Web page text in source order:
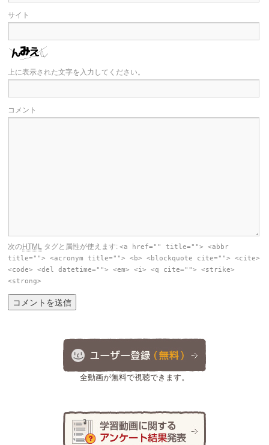
サイト
上に表示された文字を入力してください。
コメント
次のHTML タグと属性が使えます:<a href="" title=""> <abbr
title=""> <acronym title=""> <b> <blockquote cite=""> <cite>
<code> <del datetime=""> <em> <i> <q cite=""> <strike>
<strong>
全動画が無料で視聴できます。